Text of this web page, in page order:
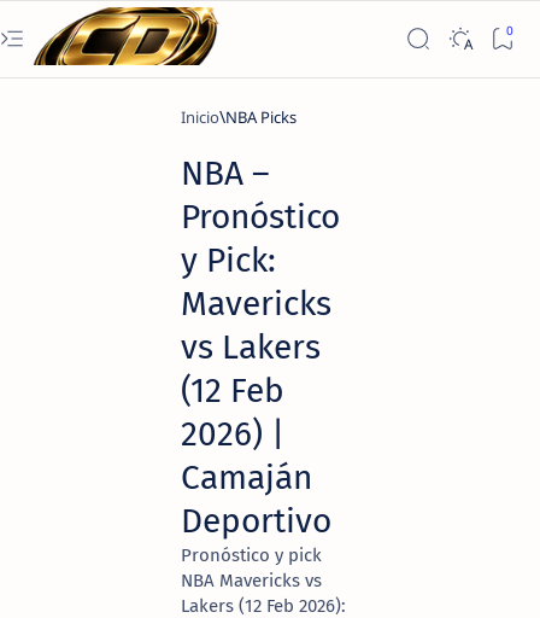
Inicio NBA Picks
NBA –
Pronóstico
y Pick:
Mavericks
vs Lakers
(12 Feb
2026) |
Camaján
Deportivo
Pronóstico y pick
NBA Mavericks vs
Lakers (12 Feb 2026):